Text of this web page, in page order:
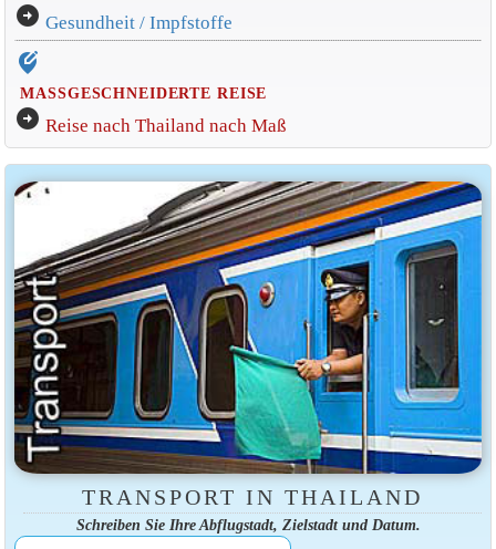
arrow_circle_right Gesundheit / Impfstoffe
edit_location_alt
MASSGESCHNEIDERTE REISE
arrow_circle_right Reise nach Thailand nach Maß
TRANSPORT IN THAILAND
Schreiben Sie Ihre Abflugstadt, Zielstadt und Datum.